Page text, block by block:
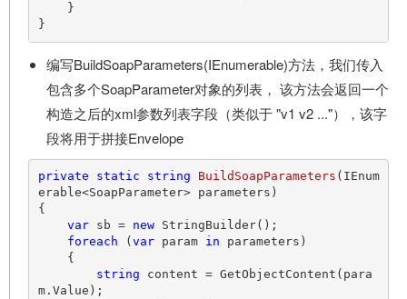
编写BuildSoapParameters(IEnumerable)方法，我们传入
包含多个SoapParameter对象的列表， 该方法会返回一个
构造之后的xml参数列表字段（类似于 "v1 v2 ..."），该字
段将用于拼接Envelope
private static string BuildSoapParameters ( IEnum
erable<SoapParameter> parameters )
{
var sb = new StringBuilder();
foreach ( var param in parameters)
string content = GetObjectContent(para
m.Value);